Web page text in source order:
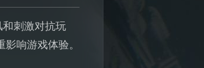
刺激对抗玩
响游戏体验。